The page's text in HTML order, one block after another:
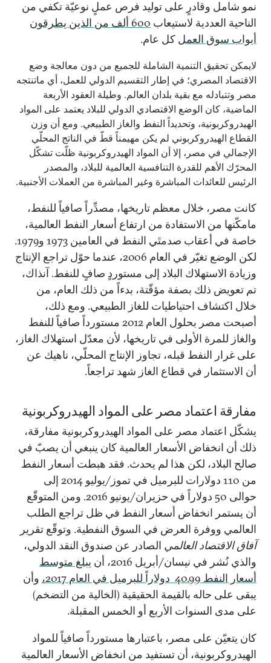
نمو شامل وقادرٍ على توليد فرص عملٍ نوعيّة تكفي من
الناحية العددية لاستيعاب 600 ألف من الذين يطرقون
أبواب سوق العمل كل عام.
لايمكن تحقيق التنمية الشاملة للجميع من دون معالجة وضع
الاقتصاد المصري؛ في إطار التقسيم الدولي للعمل، أي ماتنتجه
مصر وتتبادله مع بقية بلدان العالم. وطيلة العقود الأربعة
الماضية، كان الوضع الاقتصادي الدولي للبلاد يعتمد على المواد
الهيدروكربونية، وتحديداً النفط والغاز الطبيعي. ومع أن وزن
القطاع الهيدروكربوني لم يكن مهيمناً قطّ في الناتج المحلّي
الإجمالي في مصر، إلا أن المواد الهيدروكربونية ظلّت تشكّل
المحرّك الأهم للقدرة التنافسية العالمية للبلاد، والمصدر
الرئيس للعائدات المباشرة وغير المباشرة من العملات الأجنبية.
كانت مصر، خلال معظم تاريخها، مصدِّراً صافياً للنفط،
مامكّنها من الاستفادة من ارتفاع أسعار النفط العالمية،
خاصة في أعقاب صدمتَي النفط في العامين 1973 و1979.
لكن الوضع تغيّر في العام 2006، عندما حوّل تراجع الإنتاج
وزيادة الاستهلاك البلاد إلى مستوردٍ صافٍ للنفط. آنذاك،
تم تعويض ذلك بصفة مؤقّتة، بدءاً من ذلك العام، من
خلال اكتشاف احتياطيات للغاز الطبيعي. ومع ذلك،
أصبحت مصر بحلول العام 2012 مستورداً صافياً للنفط
والغاز للمرة الأولى في تاريخها، لأن معدّل استهلاك الغاز،
على غرار النفط قبله، تجاوز الإنتاج المحلّي، ناهيك عن
أن الاستثمار في قطاع الغاز شهد تراجعاً.
مفارقة اعتماد مصر على المواد الهيدروكربونية
يشكّل اعتماد مصر على المواد الهيدروكربونية مفارقة،
ذلك أن انخفاض الأسعار العالمية كان ينبغي أن يصبّ في
صالح البلاد، لكن هذا لم يحدث. فقد هبطت أسعار النفط
من 110 دولارات للبرميل في تموز/يوليو 2014 إلى
حوالى 50 دولاراً في حزيران/يونيو 2016. ومن المتوقّع
أن يستمر انخفاض أسعار النفط في ظل تراجع الطلب
العالمي ووفرة العرض في السوق النفطية. وتوقّع تقرير
آفاق الاقتصاد العالمي الصادر عن صندوق النقد الدولي،
والذي نُشر في نيسان/أبريل 2016، أن
يبلغ متوسط
أسعار النفط 40.99 دولاراً للبرميل في العام 2017 ، وأن
يبقى على حاله بالقيمة الحقيقية (الخالية من التضخم)
على مدى السنوات الأربع أو الخمس المقبلة.
كان يتعيّن على مصر، باعتبارها مستورداً صافياً للمواد
الهيدروكربونية، أن تستفيد من انخفاض الأسعار العالمية